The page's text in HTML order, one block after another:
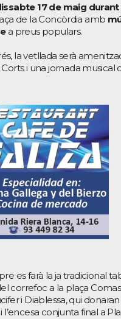
17 de maig
de la Concòrdia amb
a preus populars.
la vetllada serà
Corts i una jornada musical
es farà la ja tradicional
correfoc a la plaça
i Diablessa, qui
l’encesa conjunta final a